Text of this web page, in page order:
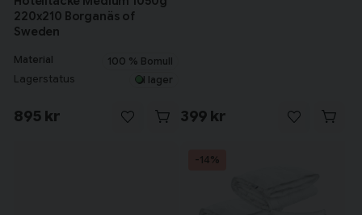
220x210 Borganäs of
Sweden
Material 100 % Bomull
Lagerstatus I lager
895 kr 399 kr
-14%